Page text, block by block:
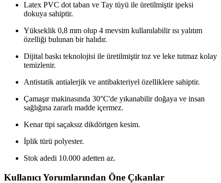
Latex PVC dot taban ve Tay tüyü ile üretilmiştir ipeksi
dokuya sahiptir.
Yükseklik 0,8 mm olup 4 mevsim kullanılabilir ısı yalıtım
özelliği bulunan bir halıdır.
Dijital baskı teknolojisi ile üretilmiştir toz ve leke tutmaz kolay
temizlenir.
Antistatik antialerjik ve antibakteriyel özelliklere sahiptir.
Çamaşır makinasında 30°C'de yıkanabilir doğaya ve insan
sağlığına zararlı madde içermez.
Kenar tipi saçaksız dikdörtgen kesim.
İplik türü polyester.
Stok adedi 10.000 adetten az.
Kullanıcı Yorumlarından Öne Çıkanlar